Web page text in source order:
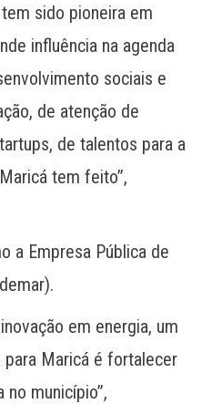
sido pioneira em
influência na agenda
sociais e
de atenção de
de talentos para a
tem feito”,
a Empresa Pública de
em energia, um
Maricá é fortalecer
município”,